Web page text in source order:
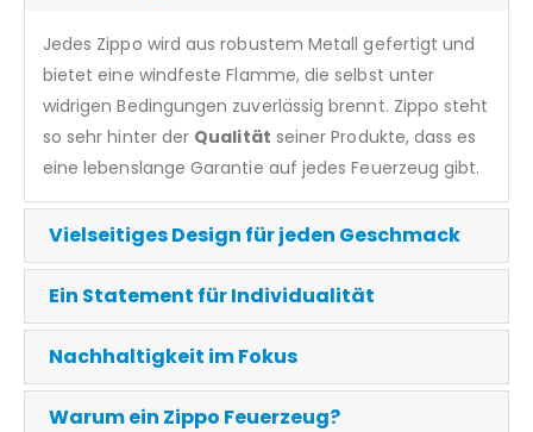
Jedes Zippo wird aus robustem Metall gefertigt und
bietet eine windfeste Flamme, die selbst unter
widrigen Bedingungen zuverlässig brennt. Zippo steht
so sehr hinter der Qualität seiner Produkte, dass es
eine lebenslange Garantie auf jedes Feuerzeug gibt.
Vielseitiges Design für jeden Geschmack
Ein Statement für Individualität
Nachhaltigkeit im Fokus
Warum ein Zippo Feuerzeug?